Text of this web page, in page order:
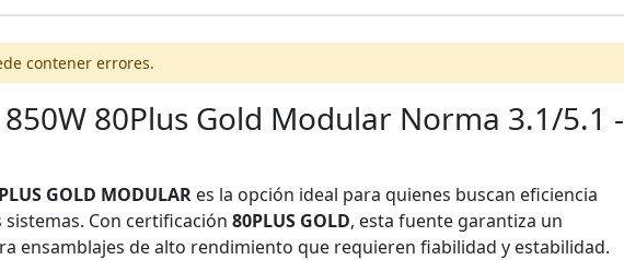
contener errores.
80Plus Gold Modular Norma 3.1/5.1 -
GOLD MODULARes la opción ideal para quienes buscan eficiencia
Con certificación 80PLUS GOLD, esta fuente garantiza un
ensamblajes de alto rendimiento que requieren fiabilidad y estabilidad.